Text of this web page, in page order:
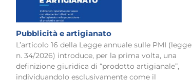
Pubblicità e artigianato
L’articolo 16 della Legge annuale sulle PMI (legge
n. 34/2026) introduce, per la prima volta, una
definizione giuridica di “prodotto artigianale”,
individuandolo esclusivamente come il